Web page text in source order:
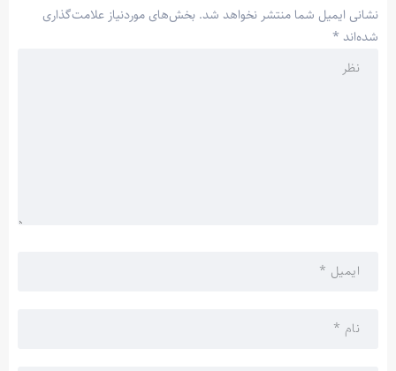
نشانی ایمیل شما منتشر نخواهد شد. بخش‌های موردنیاز علامت‌گذاری
شده‌اند *